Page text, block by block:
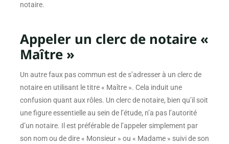
notaire.
Appeler un clerc de notaire «
Maître »
Un autre faux pas commun est de s’adresser à un clerc de
notaire en utilisant le titre « Maître ». Cela induit une
confusion quant aux rôles. Un clerc de notaire, bien qu’il soit
une figure essentielle au sein de l’étude, n’a pas l’autorité
d’un notaire. Il est préférable de l’appeler simplement par
son nom ou de dire « Monsieur » ou « Madame » suivi de son